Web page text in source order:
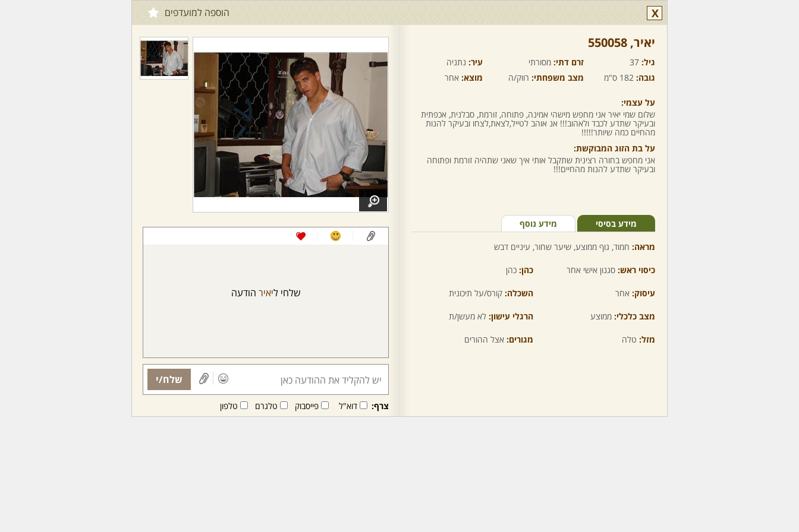
X הוספה למועדפים
יאיר,‏ 550058
גיל: 37 זרם דתי: מסורתי עיר: נתניה
גובה: 182 ס"מ מצב משפחתי: רווק/ה מוצא: אחר
על עצמי:
שלום שמי יאיר אני מחפש מישהי אמינה, פתוחה, זורמת, סבלנית, אכפתית
ובעיקר שתדע לכבד ולאהוב!!! אנ אוהב לטייל,לצאת,לצחו ובעיקר להנות
מהחיים כמה שיותר!!!!!
על בת הזוג המבוקשת:
אני מחפש בחורה רצינית שתקבל אותי איך שאני שתהיה זורמת ופתוחה
ובעיקר שתדע להנות מהחיים!!!
מידע בסיסי מידע נוסף
מראה: חמוד, גוף ממוצע, שיער שחור, עיניים דבש
כיסוי ראש: סגנון אישי אחר כהן: כהן
עיסוק: אחר השכלה: קורס/על תיכונית
מצב כלכלי: ממוצע הרגלי עישון: לא מעשן/ת
מזל: טלה מגורים: אצל ההורים
שלחי ליאיר הודעה
שלח/י
צרף: דוא"ל פייסבוק טלגרם טלפון